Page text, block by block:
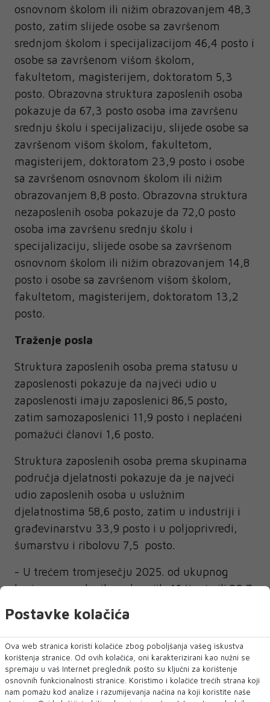
osnovnom školom ili nižim obrazovanjem 48,3
posto, zatim slijede osobe sa završenom
srednjom školom i specijalizacijom 46,4 posto i
osobe sa završenom višom školom,
fakultetom, magisterijem, doktoratom 5,3
posto. Obrazovna struktura zaposlenih osoba
pokazuje da 67,3 posto osoba ima završenu
srednju školu i specijalizaciju, slijede osobe sa
završenom višom školom, fakultetom,
magisterijem, doktoratom 23,9 posto i osobe
sa završenom osnovnom školom ili nižim
obrazovanjem 8,8 posto. Obrazovna struktura
nezaposlenih osoba pokazuje da 72,0 posto
osoba ima završenu srednju školu i
specijalizaciju, slijede osobe sa završenom
osnovnom školom ili nižim obrazovanjem 14,8
posto i osobe sa završenom višom školom,
fakultetom, magisterijem, doktoratom 13,2
posto.
Traženje posla
Struktura zaposlenih osoba prema statusu u
zaposlenosti pokazuje da najveći udio u
zaposlenosti imaju zaposlenici 86,5 posto,
zatim samozaposlenici 11,9 posto i neplaćeni
pomažući članovi 1,6 posto.
Struktura zaposlenih osoba prema skupinama
područja djelatnosti pokazuje da je najveći
udio zaposlenih osoba u uslužnim
djelatnostima 58,6 posto, zatim u industriji i
građevinarstvu 33,9 posto i u poljoprivredi,
šumarstvu i ribolovu 7,5 posto.
- U trećem tromjesečju 2025. od ukupnog
broja nezaposlenih osoba njih 46 tisuća ili 28,7
posto je tražilo posao kraće od 12 mjeseci, dok
je 23 tisuće ili 14,3 posto osoba tražilo posao
od 12 mjeseci do dvije godine. Broj
nezaposlenih osoba koje su tražile posao dvije
godine i dulje iznosio je 92 tisuće ili 57,0 posto,
stoji u Anketi o radnoj snazi u BiH.
Postavke kolačića
Ova web stranica koristi kolačiće zbog poboljšanja vašeg iskustva
korištenja stranice. Od ovih kolačića, oni karakterizirani kao nužni se
spremaju u vaš Internet preglednik pošto su ključni za korištenje
osnovnih funkcionalnosti stranice. Koristimo i kolačiće trećih strana koji
nam pomažu kod analize i razumijevanja načina na koji koristite naše